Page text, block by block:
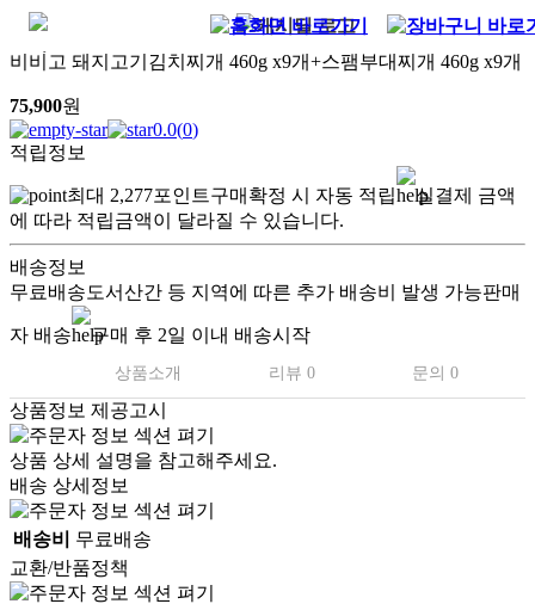
비비고 돼지고기김치찌개 460g x9개+스팸부대찌개 460g x9개
75,900원
0.0(0)
적립정보
최대 2,277포인트구매확정 시 자동 적립
실결제 금액
에 따라 적립금액이 달라질 수 있습니다.
배송정보
무료배송도서산간 등 지역에 따른 추가 배송비 발생 가능판매
자 배송 구매 후 2일 이내 배송시작
상품소개 리뷰 0 문의 0
상품정보 제공고시
상품 상세 설명을 참고해주세요.
배송 상세정보
배송비
무료배송
교환/반품정책